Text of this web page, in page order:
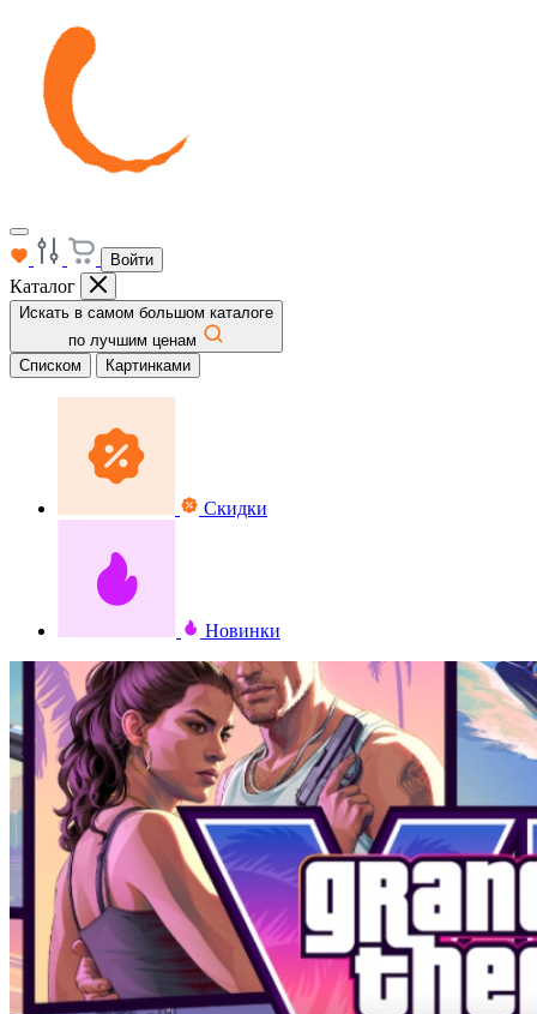
Войти
Каталог
Искать в самом большом каталоге
по лучшим ценам
Списком
Картинками
Скидки
Новинки